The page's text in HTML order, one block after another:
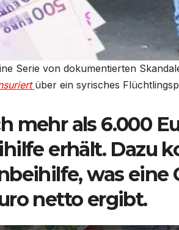
Serie von dokumentierten
über ein syrisches
mehr als 6.000
erhält. Dazu
was eine
netto ergibt.